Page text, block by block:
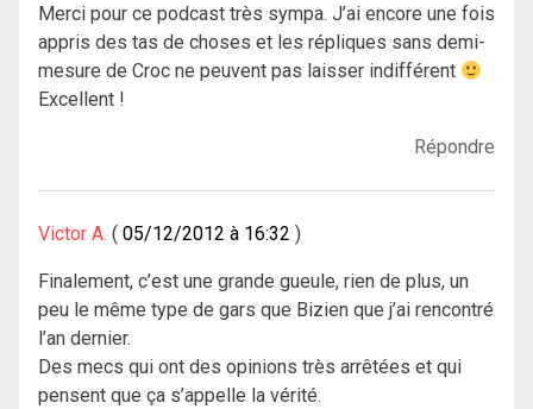
Merci pour ce podcast très sympa. J’ai encore une fois
appris des tas de choses et les répliques sans demi-
mesure de Croc ne peuvent pas laisser indifférent
Excellent !
Répondre
Victor A. 05/12/2012 à 16:32
Finalement, c’est une grande gueule, rien de plus, un
peu le même type de gars que Bizien que j’ai rencontré
l’an dernier.
Des mecs qui ont des opinions très arrêtées et qui
pensent que ça s’appelle la vérité.